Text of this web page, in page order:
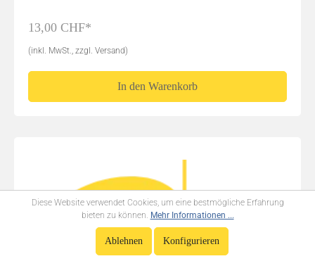
13,00 CHF*
(inkl. MwSt., zzgl. Versand)
In den Warenkorb
Diese Website verwendet Cookies, um eine bestmögliche Erfahrung
bieten zu können. Mehr Informationen ...
Ablehnen Konfigurieren